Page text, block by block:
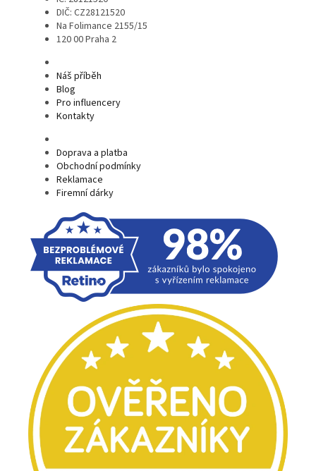
DIČ: CZ28121520
Na Folimance 2155/15
120 00 Praha 2
Náš příběh
Blog
Pro influencery
Kontakty
Doprava a platba
Obchodní podmínky
Reklamace
Firemní dárky